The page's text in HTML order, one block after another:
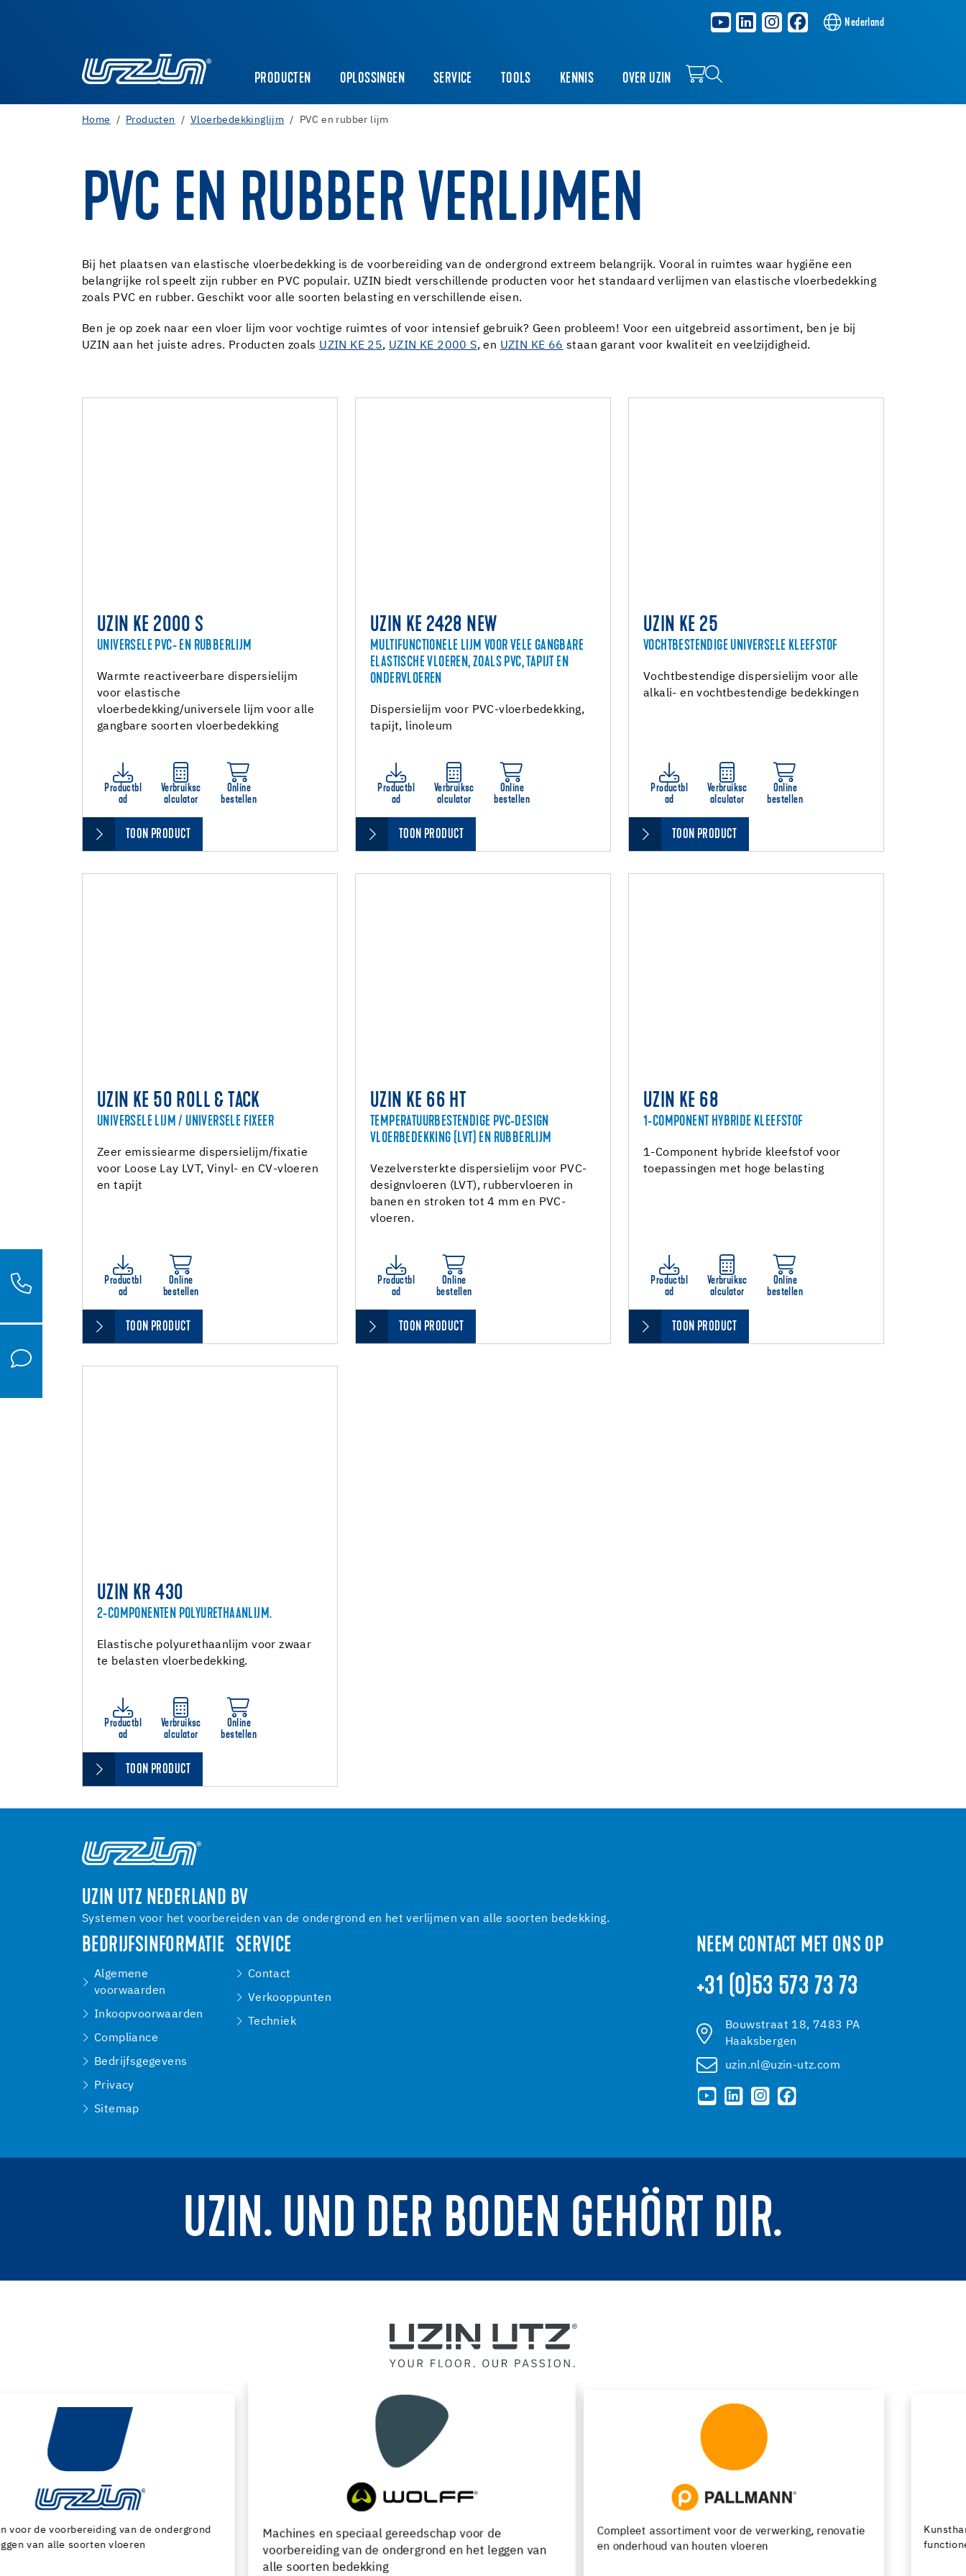
Nederland
PRODUCTEN OPLOSSINGEN SERVICE TOOLS KENNIS OVER UZIN
Home Producten Vloerbedekkinglijm PVC en rubber lijm
PVC EN RUBBER VERLIJMEN
Bij het plaatsen van elastische vloerbedekking is de voorbereiding van de ondergrond extreem belangrijk. Vooral in ruimtes waar hygiëne een
belangrijke rol speelt zijn rubber en PVC populair. UZIN biedt verschillende producten voor het standaard verlijmen van elastische vloerbedekking
zoals PVC en rubber. Geschikt voor alle soorten belasting en verschillende eisen.
Ben je op zoek naar een vloer lijm voor vochtige ruimtes of voor intensief gebruik? Geen probleem! Voor een uitgebreid assortiment, ben je bij
UZIN aan het juiste adres. Producten zoals UZIN KE 25, UZIN KE 2000 S, en UZIN KE 66 staan garant voor kwaliteit en veelzijdigheid.
UZIN KE 2000 S
UNIVERSELE PVC- EN RUBBERLIJM
Warmte reactiveerbare dispersielijm
voor elastische
vloerbedekking/universele lijm voor alle
gangbare soorten vloerbedekking
Productbl
ad
Verbruiksc
alculator
Online
bestellen
TOON PRODUCT
UZIN KE 2428 NEW
MULTIFUNCTIONELE LIJM VOOR VELE GANGBARE
ELASTISCHE VLOEREN, ZOALS PVC, TAPIJT EN
ONDERVLOEREN
Dispersielijm voor PVC-vloerbedekking,
tapijt, linoleum
Productbl
ad
Verbruiksc
alculator
Online
bestellen
TOON PRODUCT
UZIN KE 25
VOCHTBESTENDIGE UNIVERSELE KLEEFSTOF
Vochtbestendige dispersielijm voor alle
alkali- en vochtbestendige bedekkingen
Productbl
ad
Verbruiksc
alculator
Online
bestellen
TOON PRODUCT
UZIN KE 50 ROLL & TACK
UNIVERSELE LIJM / UNIVERSELE FIXEER
Zeer emissiearme dispersielijm/fixatie
voor Loose Lay LVT, Vinyl- en CV-vloeren
en tapijt
Productbl
ad
Online
bestellen
TOON PRODUCT
UZIN KE 66 HT
TEMPERATUURBESTENDIGE PVC-DESIGN
VLOERBEDEKKING (LVT) EN RUBBERLIJM
Vezelversterkte dispersielijm voor PVC-
designvloeren (LVT), rubbervloeren in
banen en stroken tot 4 mm en PVC-
vloeren.
Productbl
ad
Online
bestellen
TOON PRODUCT
UZIN KE 68
1-COMPONENT HYBRIDE KLEEFSTOF
1-Component hybride kleefstof voor
toepassingen met hoge belasting
Productbl
ad
Verbruiksc
alculator
Online
bestellen
TOON PRODUCT
UZIN KR 430
2-COMPONENTEN POLYURETHAANLIJM.
Elastische polyurethaanlijm voor zwaar
te belasten vloerbedekking.
Productbl
ad
Verbruiksc
alculator
Online
bestellen
TOON PRODUCT
UZIN UTZ NEDERLAND BV
Systemen voor het voorbereiden van de ondergrond en het verlijmen van alle soorten bedekking.
BEDRIJFSINFORMATIE
Algemene
voorwaarden
Inkoopvoorwaarden
Compliance
Bedrijfsgegevens
Privacy
Sitemap
SERVICE
Contact
Verkooppunten
Techniek
NEEM CONTACT MET ONS OP
+31 (0)53 573 73 73
Bouwstraat 18, 7483 PA
Haaksbergen
uzin.nl@uzin-utz.com
UZIN. UND DER BODEN GEHÖRT DIR.
Machines en speciaal gereedschap voor de
voorbereiding van de ondergrond en het leggen van
Compleet assortiment voor de verwerking, renovatie
en onderhoud van houten vloeren
Kunsthars- en cementgebonden vloersystemen met
functionele en decoratieve afwerkingsmogelijkheden